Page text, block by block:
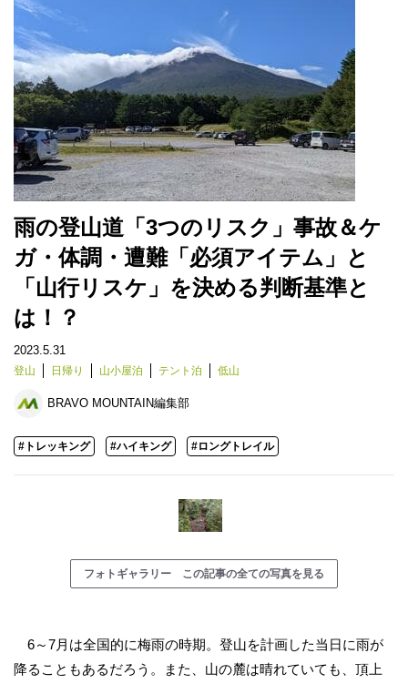
雨の登山道「3つのリスク」事故＆ケ
ガ・体調・遭難「必須アイテム」と
「山行リスケ」を決める判断基準と
は！？
2023.5.31
登山 日帰り 山小屋泊 テント泊 低山
BRAVO MOUNTAIN編集部
#トレッキング #ハイキング #ロングトレイル
フォトギャラリー この記事の全ての写真を見る
6～7月は全国的に梅雨の時期。登山を計画した当日に雨が
降ることもあるだろう。また、山の麓は晴れていても、頂上